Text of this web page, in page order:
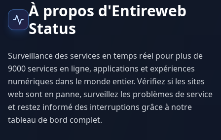
À propos d'Entireweb
Status
Surveillance des services en temps réel pour plus de
9000 services en ligne, applications et expériences
numériques dans le monde entier. Vérifiez si les sites
web sont en panne, surveillez les problèmes de service
et restez informé des interruptions grâce à notre
tableau de bord complet.